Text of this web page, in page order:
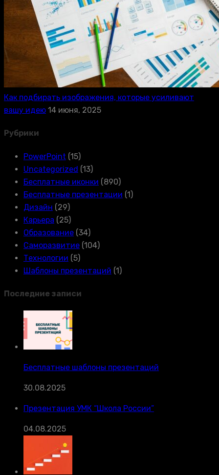
Как подбирать изображения, которые усиливают
вашу идею 14 июня, 2025
Рубрики
PowerPoint (15)
Uncategorized (13)
Бесплатные иконки (890)
Бесплатные презентации (1)
Дизайн (29)
Карьера (25)
Образование (34)
Саморазвитие (104)
Технологии (5)
Шаблоны презентаций (1)
Последние записи
Бесплатные шаблоны презентаций
30.08.2025
Презентация УМК “Школа России”
04.08.2025